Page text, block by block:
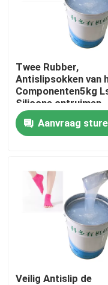
Contacteer ons
Verzoek om een
Silicone Rubberinkt
In reliëf makende
Vloeibaar
Sokkensilicone
Twee Rubber,
Antislipsokken van
Componenten5kg
Silicone ontruimen
Vloeibaar Silicone
Aanvraag
Veilig Antislip de